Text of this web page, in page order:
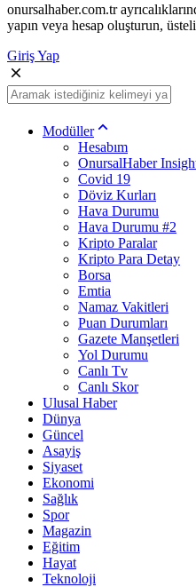
onursalhaber.com.tr
yapın veya hesap oluşturun,
Giriş Yap
Modüller
Hesabım
OnursalHaber
Covid 19
Döviz Kurları
Hava Durumu
Hava Durumu #2
Kripto Paralar
Kripto Para Detay
Borsa
Emtia
Namaz Vakitleri
Puan Durumları
Gazete Manşetleri
Yol Durumu
Canlı Tv
Canlı Skor
Ulusal Haber
Dünya
Güncel
Asayiş
Siyaset
Ekonomi
Sağlık
Spor
Magazin
Eğitim
Hayat
Teknoloji